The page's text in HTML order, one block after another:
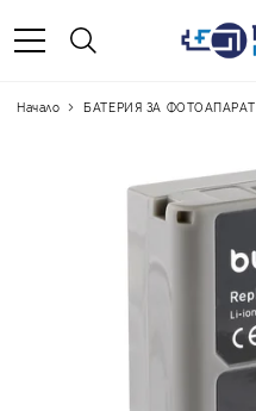
Начало БАТЕРИЯ ЗА ФОТОАПАРАТ